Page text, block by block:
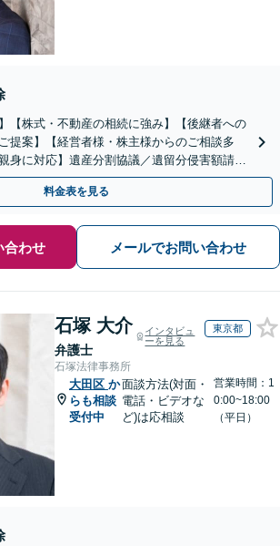
【株式・不動産の相続に強み】【後継者への
提案】【経営者様・株主様からのご相談多
身に対応】遺産分割協議／遺留分侵害額請求
応【40分相談無料】【渋谷駅3分】
料金表を見る
合わせ メールでお問い合わせ
石塚 大介
弁護士
インタビュ
ーを見る
東京都
石塚法律事務所
大田区 か
らも相談
受付中
面談方法(対面・
電話・ビデオな
ど)は応相談
営業時間：1
0:00~18:00
（平日）